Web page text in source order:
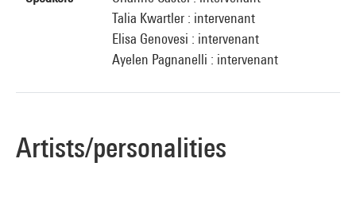
Talia Kwartler : intervenant
Elisa Genovesi : intervenant
Ayelen Pagnanelli : intervenant
Artists/personalities